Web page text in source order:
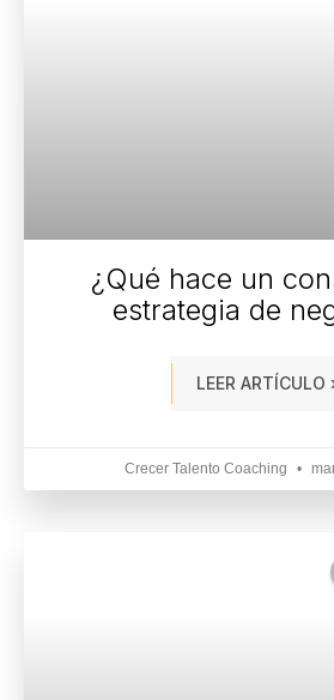
¿Qué hace un
estrategia de
LEER ARTÍCULO
Crecer Talento Coaching